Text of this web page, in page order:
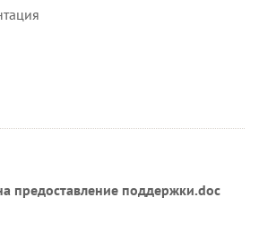
предоставление поддержки.doc